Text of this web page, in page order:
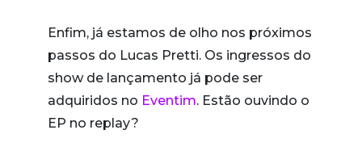
Enfim, já estamos de olho nos próximos
passos do Lucas Pretti. Os ingressos do
show de lançamento já pode ser
adquiridos no Eventim. Estão ouvindo o
EP no replay?